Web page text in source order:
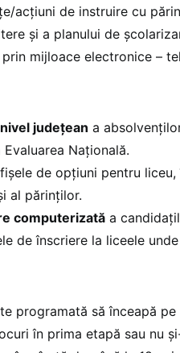
acțiuni de instruire cu
şi a planului de
mijloace electronice –
judeţean a
Națională.
de opțiuni pentru liceu,
al părinților.
computerizată a
de înscriere la liceele
programată să înceapă pe
în prima etapă sau nu